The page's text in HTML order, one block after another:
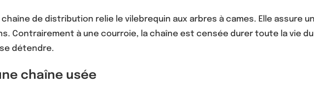
chaîne de distribution relie le vilebrequin aux arbres à cames. Elle
Contrairement à une courroie, la chaîne est censée durer toute la vie
détendre.
chaîne usée